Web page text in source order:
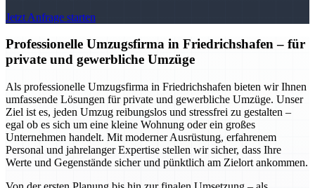
Jetzt Anfrage starten
Professionelle Umzugsfirma in Friedrichshafen – für
private und gewerbliche Umzüge
Als professionelle Umzugsfirma in Friedrichshafen bieten wir Ihnen
umfassende Lösungen für private und gewerbliche Umzüge. Unser
Ziel ist es, jeden Umzug reibungslos und stressfrei zu gestalten –
egal ob es sich um eine kleine Wohnung oder ein großes
Unternehmen handelt. Mit moderner Ausrüstung, erfahrenem
Personal und jahrelanger Expertise stellen wir sicher, dass Ihre
Werte und Gegenstände sicher und pünktlich am Zielort ankommen.